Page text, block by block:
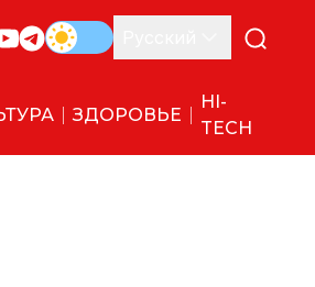
ЗДОРОВЬЕ
HI-
TECH